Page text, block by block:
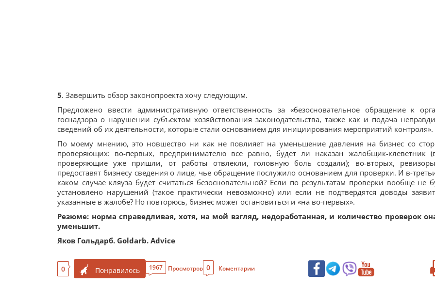
5. Завершить обзор законопроекта хочу следующим.
Предложено ввести административную ответственность за «безосновательное обращение к
госнадзора о нарушении субъектом хозяйствования законодательства, также как и подача
сведений об их деятельности, которые стали основанием для инициирования мероприятий контроля».
По моему мнению, это новшество ни как не повлияет на уменьшение давления на бизнес со
проверяющих: во-первых, предпринимателю все равно, будет ли наказан жалобщик-клеветник
проверяющие уже пришли, от работы отвлекли, головную боль создали); во-вторых,
предоставят бизнесу сведения о лице, чье обращение послужило основанием для проверки. И в-
каком случае кляуза будет считаться безосновательной? Если по результатам проверки вообще не
установлено нарушений (такое практически невозможно) или если не подтвердятся доводы
указанные в жалобе? Но повторюсь, бизнес может остановиться и «на во-первых».
Резюме: норма справедливая, хотя, на мой взгляд, недоработанная, и количество проверок
уменьшит.
Яков Гольдарб. Goldarb. Advice
0 Понравилось 1967 Просмотров 0 Коментарии